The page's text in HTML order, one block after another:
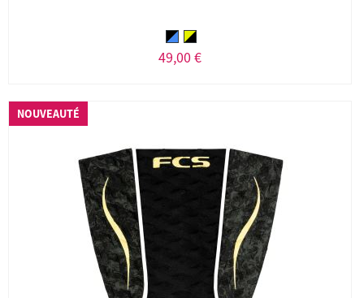
49,00 €
NOUVEAUTÉ